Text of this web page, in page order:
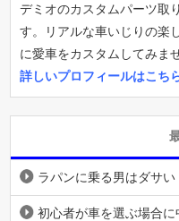
デミオのカスタムパーツ取
す。リアルな車いじりの楽
に愛車をカスタムしてみま
詳しいプロフィールはこち
ラパンに乗る男はダサ
初心者が車を選ぶ場合